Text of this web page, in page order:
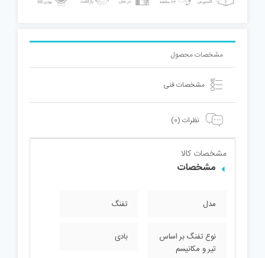
مشخصات محصول
مشخصات فنی
نظرات (0)
مشخصات کالا
مشخصات
مدل تفنگ
نوع تفنگ بر اساس
تیر و مکانیسم
بادی